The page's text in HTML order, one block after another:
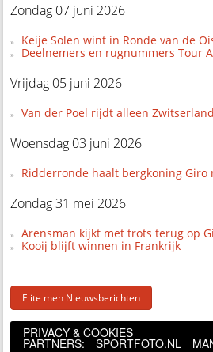
Zondag 07 juni 2026
Keije Solen wint in Ronde van de
Deelnemers en rugnummers Tour
Vrijdag 05 juni 2026
Van der Poel rijdt alleen
Woensdag 03 juni 2026
Ridderronde haalt bergkoning Giro
Zondag 31 mei 2026
Arensman kijkt met trots terug op
Kooij blijft winnen in Frankrijk
Elite men Nieuwsberichten
PRIVACY & COOKIES
PARTNERS: SPORTFOTO.NL